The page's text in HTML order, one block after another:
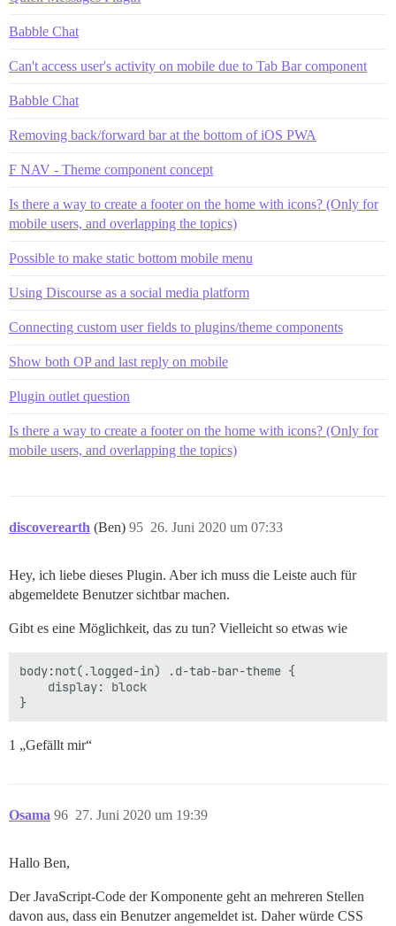
Babble Chat
Can't access user's activity on mobile due to Tab Bar component
Babble Chat
Removing back/forward bar at the bottom of iOS PWA
F NAV - Theme component concept
Is there a way to create a footer on the home with icons? (Only for
mobile users, and overlapping the topics)
Possible to make static bottom mobile menu
Using Discourse as a social media platform
Connecting custom user fields to plugins/theme components
Show both OP and last reply on mobile
Plugin outlet question
Is there a way to create a footer on the home with icons? (Only for
mobile users, and overlapping the topics)
discoverearth (Ben) 26. Juni 2020 um 07:33
95
Hey, ich liebe dieses Plugin. Aber ich muss die Leiste auch für
abgemeldete Benutzer sichtbar machen.
Gibt es eine Möglichkeit, das zu tun? Vielleicht so etwas wie
body:not(.logged-in) .d-tab-bar-theme {
    display: block
1 „Gefällt mir“
Osama 27. Juni 2020 um 19:39
96
Hallo Ben,
Der JavaScript-Code der Komponente geht an mehreren Stellen
davon aus, dass ein Benutzer angemeldet ist. Daher würde CSS